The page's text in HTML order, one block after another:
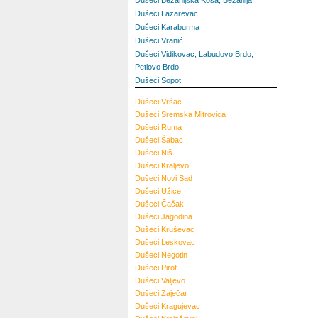
Dušeci Lazarevac
Dušeci Karaburma
Dušeci Vranić
Dušeci Vidikovac, Labudovo Brdo,
Petlovo Brdo
Dušeci Sopot
Dušeci Vršac
Dušeci Sremska Mitrovica
Dušeci Ruma
Dušeci Šabac
Dušeci Niš
Dušeci Kraljevo
Dušeci Novi Sad
Dušeci Užice
Dušeci Čačak
Dušeci Jagodina
Dušeci Kruševac
Dušeci Leskovac
Dušeci Negotin
Dušeci Pirot
Dušeci Valjevo
Dušeci Zaječar
Dušeci Kragujevac